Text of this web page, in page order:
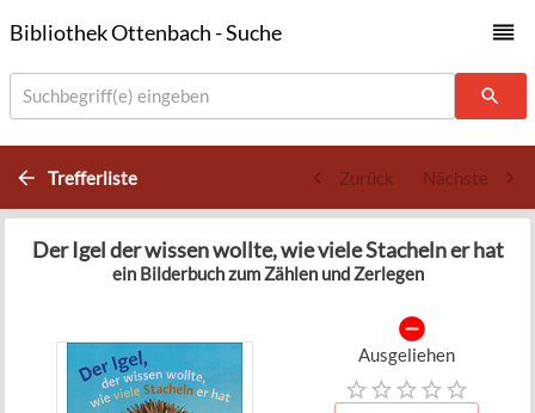
Bibliothek Ottenbach - Suche
Suchbegriff(e) eingeben
Trefferliste Zurück Nächste
Der Igel der wissen wollte, wie viele Stacheln er hat
ein Bilderbuch zum Zählen und Zerlegen
Ausgeliehen